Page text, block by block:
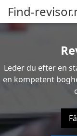
Find-
Leder du efter en
en kompetent